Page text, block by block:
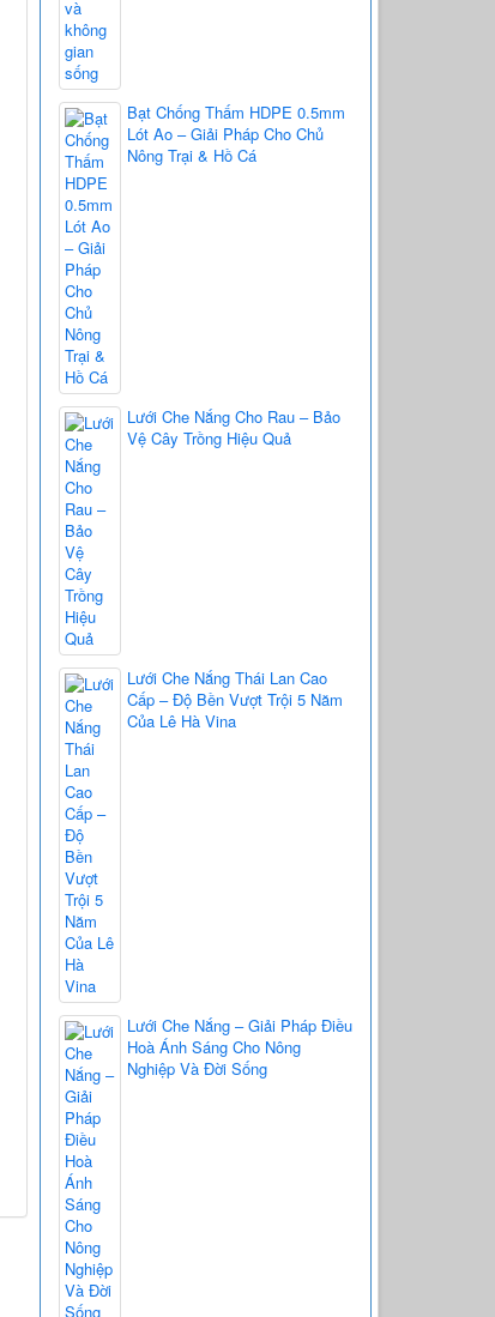
Bạt Chống Thấm HDPE 0.5mm
Lót Ao – Giải Pháp Cho Chủ
Nông Trại & Hồ Cá
Lưới Che Nắng Cho Rau – Bảo
Vệ Cây Trồng Hiệu Quả
Lưới Che Nắng Thái Lan Cao
Cấp – Độ Bền Vượt Trội 5 Năm
Của Lê Hà Vina
Lưới Che Nắng – Giải Pháp Điều
Hoà Ánh Sáng Cho Nông
Nghiệp Và Đời Sống